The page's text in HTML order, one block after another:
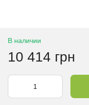
В наличии
10 414 грн